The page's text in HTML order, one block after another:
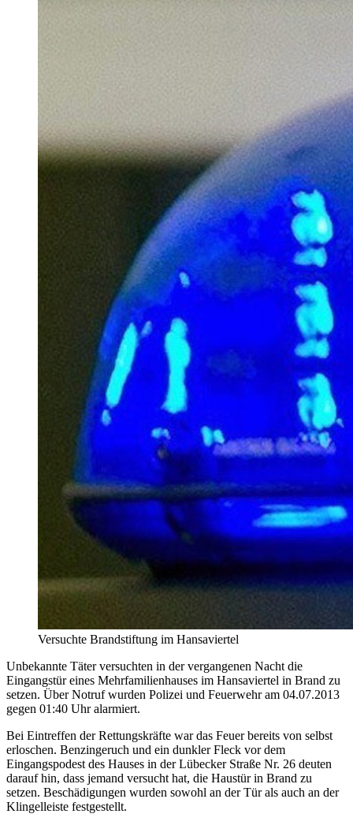
Versuchte Brandstiftung im Hansaviertel
Unbekannte Täter versuchten in der vergangenen Nacht die
Eingangstür eines Mehrfamilienhauses im Hansaviertel in Brand zu
setzen. Über Notruf wurden Polizei und Feuerwehr am 04.07.2013
gegen 01:40 Uhr alarmiert.
Bei Eintreffen der Rettungskräfte war das Feuer bereits von selbst
erloschen. Benzingeruch und ein dunkler Fleck vor dem
Eingangspodest des Hauses in der Lübecker Straße Nr. 26 deuten
darauf hin, dass jemand versucht hat, die Haustür in Brand zu
setzen. Beschädigungen wurden sowohl an der Tür als auch an der
Klingelleiste festgestellt.